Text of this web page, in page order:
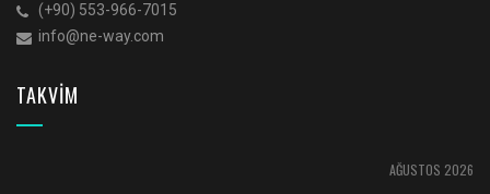
(+90) 553-966-7015
info@ne-way.com
TAKVİM
AĞUSTOS 2026